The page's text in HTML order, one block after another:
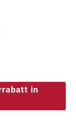
5 Sternen
in